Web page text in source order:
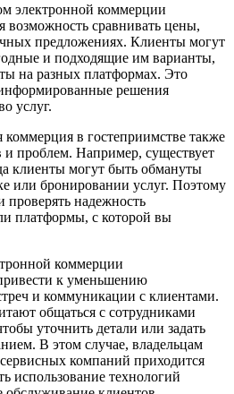
электронной коммерции
возможность сравнивать цены,
предложениях. Клиенты могут
и подходящие им варианты,
на разных платформах. Это
решения
услуг.
коммерция в гостеприимстве также
и проблем. Например, существует
клиенты могут быть обмануты
или бронировании услуг. Поэтому
надежность
платформы, с которой вы
коммерции
к уменьшению
и коммуникации с клиентами.
общаться с сотрудниками
уточнить детали или задать
В этом случае, владельцам
компаний приходится
использование технологий